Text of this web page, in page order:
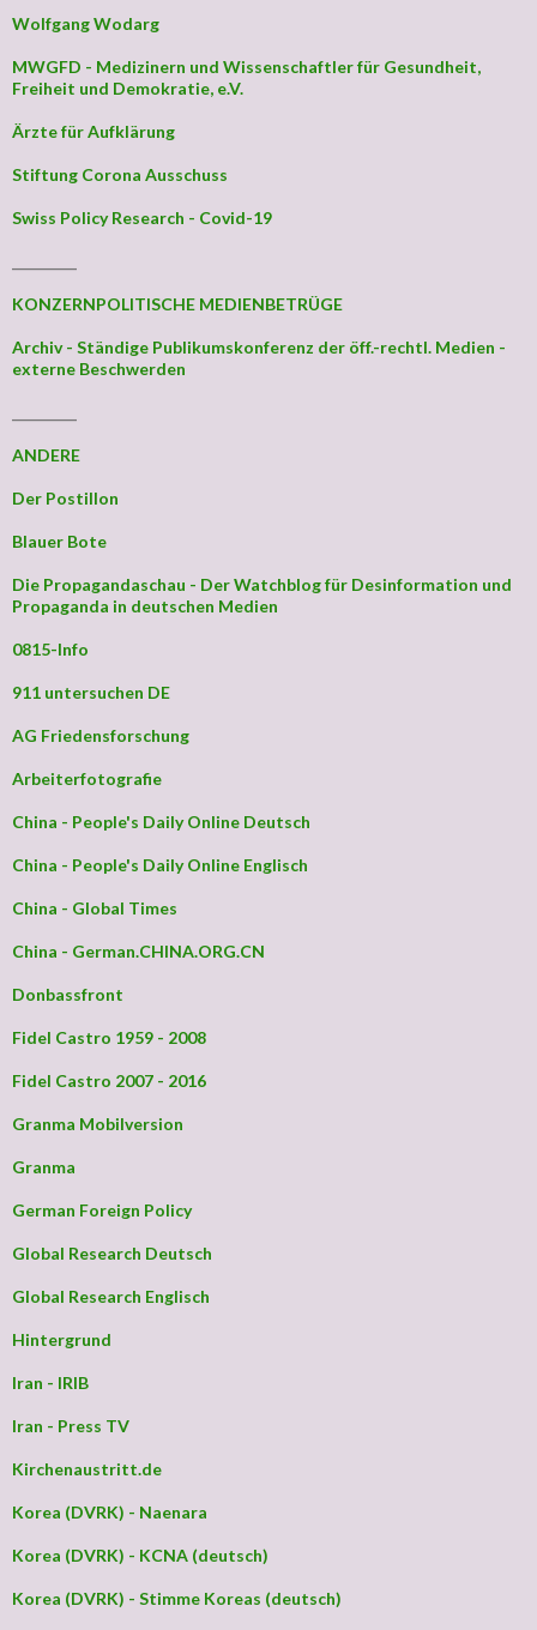
Wolfgang Wodarg
MWGFD - Medizinern und Wissenschaftler für Gesundheit,
Freiheit und Demokratie, e.V.
Ärzte für Aufklärung
Stiftung Corona Ausschuss
Swiss Policy Research - Covid-19
KONZERNPOLITISCHE MEDIENBETRÜGE
Archiv - Ständige Publikumskonferenz der öff.-rechtl. Medien -
externe Beschwerden
ANDERE
Der Postillon
Blauer Bote
Die Propagandaschau - Der Watchblog für Desinformation und
Propaganda in deutschen Medien
0815-Info
911 untersuchen DE
AG Friedensforschung
Arbeiterfotografie
China - People's Daily Online Deutsch
China - People's Daily Online Englisch
China - Global Times
China - German.CHINA.ORG.CN
Donbassfront
Fidel Castro 1959 - 2008
Fidel Castro 2007 - 2016
Granma Mobilversion
Granma
German Foreign Policy
Global Research Deutsch
Global Research Englisch
Hintergrund
Iran - IRIB
Iran - Press TV
Kirchenaustritt.de
Korea (DVRK) - Naenara
Korea (DVRK) - KCNA (deutsch)
Korea (DVRK) - Stimme Koreas (deutsch)